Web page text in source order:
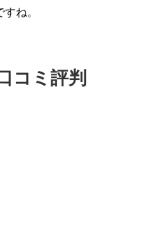
ね。
コミ評判